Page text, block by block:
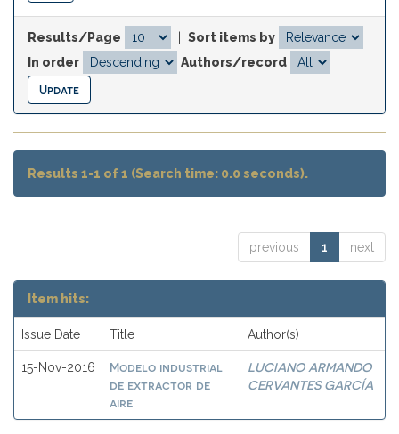
Results/Page
Sort items by
In order
Authors/record
Results 1-1 of 1 (Search time: 0.0 seconds).
previous 1 next
Item hits:
Issue Date Title Author(s)
15-Nov-2016
Modelo industrial
de extractor de
aire
LUCIANO ARMANDO
CERVANTES GARCÍA